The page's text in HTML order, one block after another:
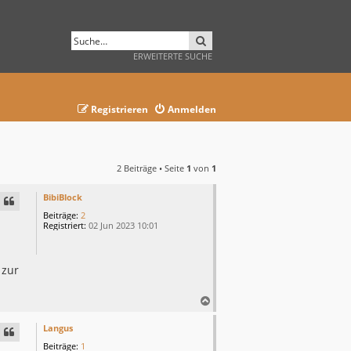
ERWEITERTE SUCHE
Anmelden
Registrieren
2 Beiträge • Seite 1 von 1
BibiBlock
Beiträge: 2
Registriert: 02 Jun 2023 10:01
a
Langus
Beiträge: 1